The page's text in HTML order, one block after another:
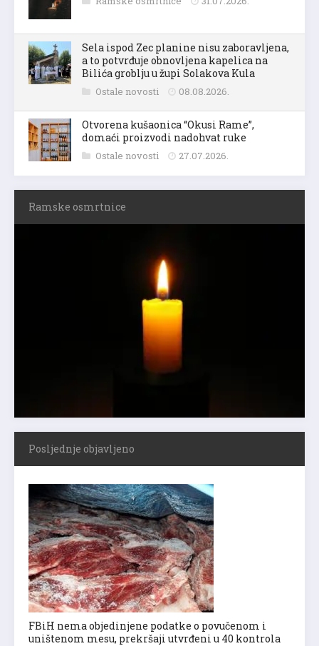
Sela ispod Zec planine nisu zaboravljena,
a to potvrđuje obnovljena kapelica na
Bilića groblju u župi Solakova Kula
Ostale novosti 08.08.2026.
Otvorena kušaonica “Okusi Rame”,
domaći proizvodi nadohvat ruke
Ostale novosti 27.07.2026.
Ramske osmrtnice
Posljednje objavljeno
FBiH nema objedinjene podatke o povučenom i
uništenom mesu, prekršaji utvrđeni u 40 kontrola